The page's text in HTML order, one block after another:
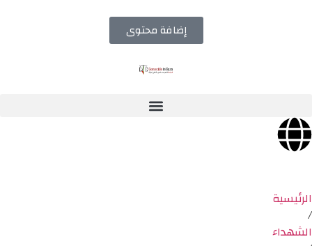
إضافة محتوى
الرئيسية
/
الشهداء